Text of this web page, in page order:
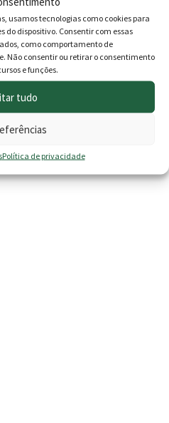
usamos tecnologias como cookies para
dispositivo. Consentir com essas
como comportamento de
Não consentir ou retirar o consentimento
e funções.
tudo
Política de privacidade
€.
Creolina Belnorte
5.80€–18.80€Price
range:
Ver opções
be
chosen
on
the
product
page